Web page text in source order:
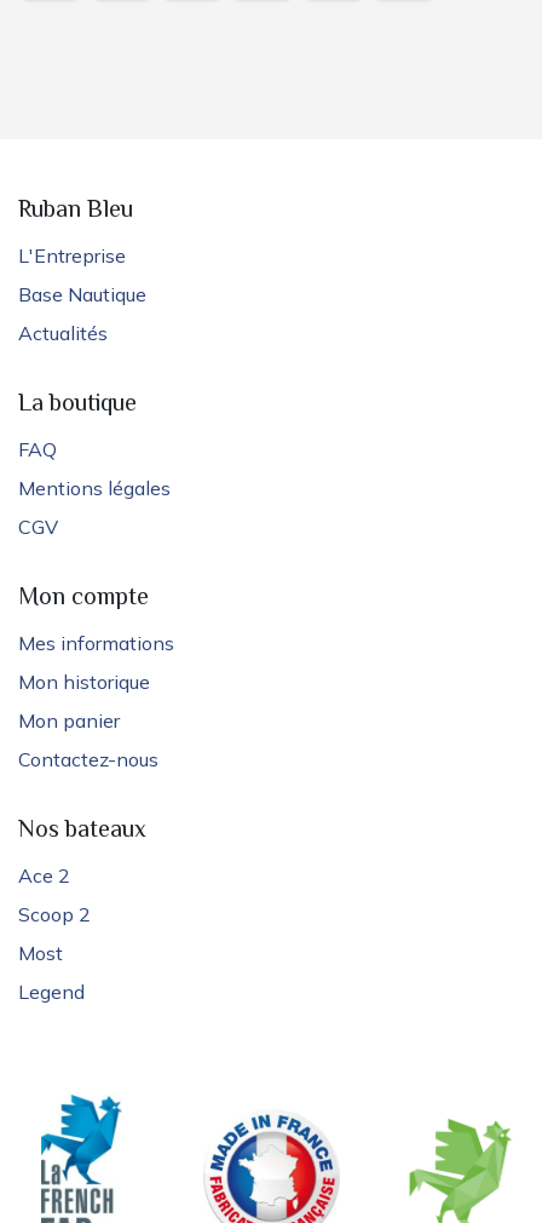
Ruban Bleu
L'Entreprise
Base Nautique
Actualités
La boutique
FAQ
Mentions légales
CGV
Mon compte
Mes informations
Mon historique
Mon panier
Contactez-nous
Nos bateaux
Ace 2
Scoop 2
Most
Legend